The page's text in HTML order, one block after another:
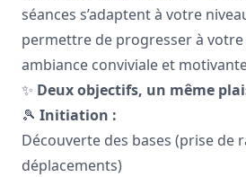
séances s’adaptent à votre
permettre de progresser à
ambiance conviviale et
✨ Deux objectifs, un même
🎾 Initiation :
Découverte des bases (prise de
déplacements)